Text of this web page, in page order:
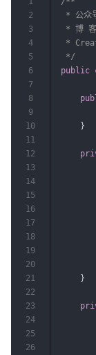
* 公众
* 博
*
*/
public
}
}
2
3
4
5
6
7
8
9
10
11
12
13
14
15
16
17
18
19
20
21
22
23
24
25
26